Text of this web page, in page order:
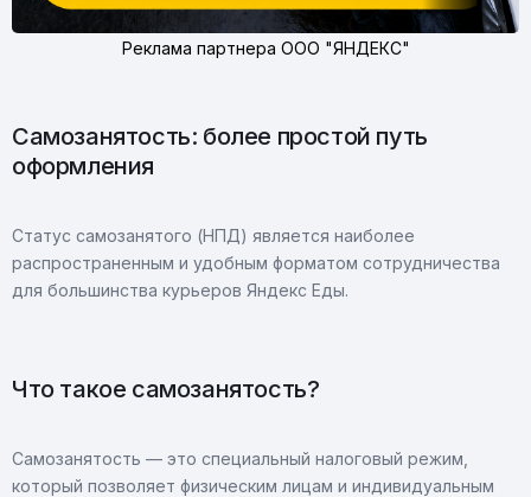
Реклама партнера ООО "ЯНДЕКС"
Самозанятость: более простой путь
оформления
Статус самозанятого (НПД) является наиболее
распространенным и удобным форматом сотрудничества
для большинства курьеров Яндекс Еды.
Что такое самозанятость?
Самозанятость — это специальный налоговый режим,
который позволяет физическим лицам и индивидуальным